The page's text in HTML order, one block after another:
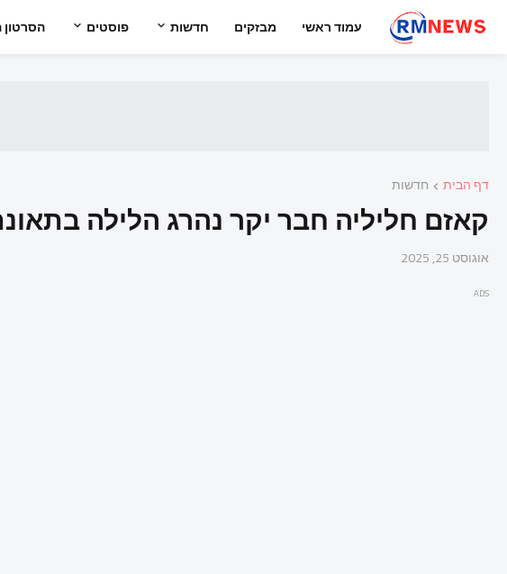
עמוד ראשי מבזקים חדשות פוסטים הסרטון
דף הבית חדשות
קאזם חליליה חבר יקר נהרג הלילה
אוגוסט 25, 2025
ADS